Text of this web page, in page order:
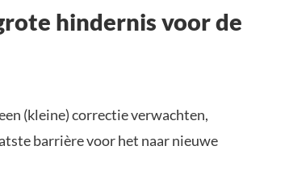
hindernis voor de
(kleine) correctie verwachten,
barrière voor het naar nieuwe